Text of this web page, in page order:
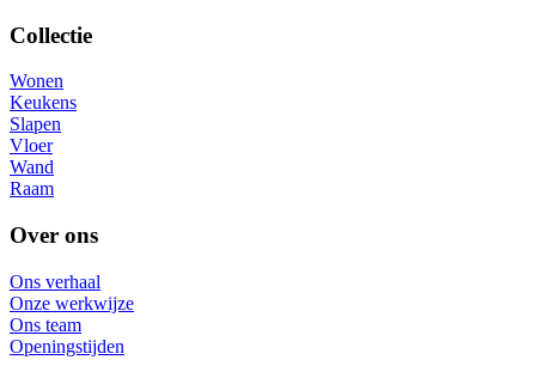
Collectie
Wonen
Keukens
Slapen
Vloer
Wand
Raam
Over ons
Ons verhaal
Onze werkwijze
Ons team
Openingstijden